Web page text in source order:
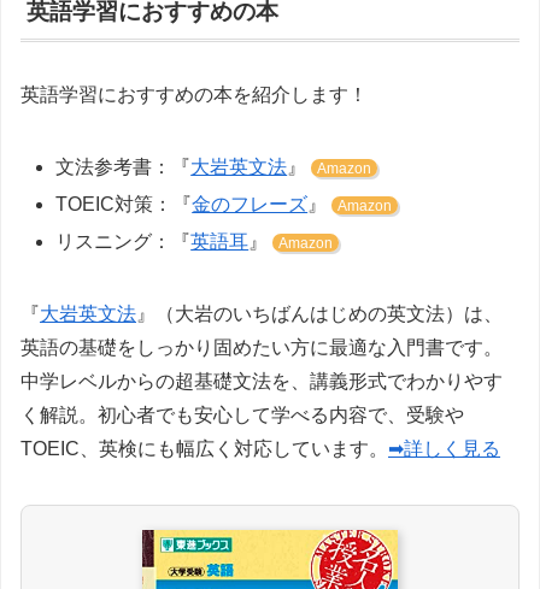
英語学習におすすめの本
英語学習におすすめの本を紹介します！
文法参考書：『大岩英文法 』 Amazon
TOEIC対策：『金のフレーズ 』 Amazon
リスニング：『英語耳』 Amazon
『 大岩英文法』（大岩のいちばんはじめの英文法）は、
英語の基礎をしっかり固めたい方に最適な入門書です。
中学レベルからの超基礎文法を、講義形式でわかりやす
く解説。初心者でも安心して学べる内容で、受験や
TOEIC、英検にも幅広く対応しています。 ➡詳しく見る